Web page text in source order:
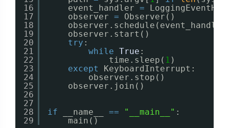
16
17
18
19
20
21
22
23
24
25
26
27
28
29
event_handler =
observer =
Observer()
observer.start()
try :
while True :
time.sleep( 1 )
except
KeyboardInterrupt:
observer.stop()
observer.join()
if __name__ == "__main__" :
main()